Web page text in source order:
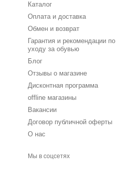
Каталог
Оплата и доставка
Обмен и возврат
Гарантия и рекомендации по
уходу за обувью
Блог
Отзывы о магазине
Дисконтная программа
offline магазины
Вакансии
Договор публичной оферты
О нас
Мы в соцсетях